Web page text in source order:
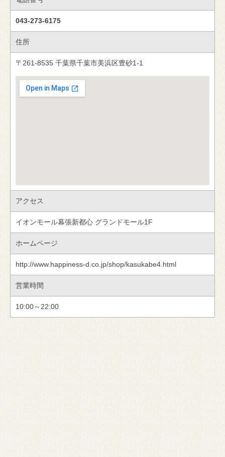
043-273-6175
住所
〒261-8535 千葉県千葉市美浜区豊砂1-1
アクセス
イオンモール幕張新都心 グランドモール1F
ホームページ
http://www.happiness-d.co.jp/shop/kasukabe4.html
営業時間
10:00～22:00